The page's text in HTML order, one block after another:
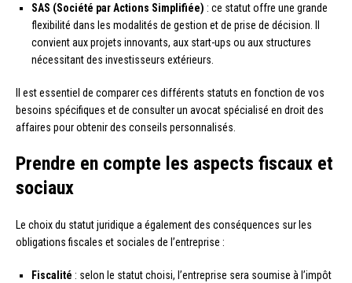
SAS (Société par Actions Simplifiée) : ce statut offre une grande
flexibilité dans les modalités de gestion et de prise de décision. Il
convient aux projets innovants, aux start-ups ou aux structures
nécessitant des investisseurs extérieurs.
Il est essentiel de comparer ces différents statuts en fonction de vos
besoins spécifiques et de consulter un avocat spécialisé en droit des
affaires pour obtenir des conseils personnalisés.
Prendre en compte les aspects fiscaux et
sociaux
Le choix du statut juridique a également des conséquences sur les
obligations fiscales et sociales de l’entreprise :
Fiscalité : selon le statut choisi, l’entreprise sera soumise à l’impôt